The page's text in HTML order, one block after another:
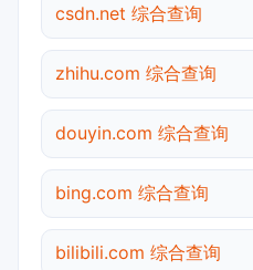
csdn.net 综合查询
zhihu.com 综合查询
douyin.com 综合查询
bing.com 综合查询
bilibili.com 综合查询